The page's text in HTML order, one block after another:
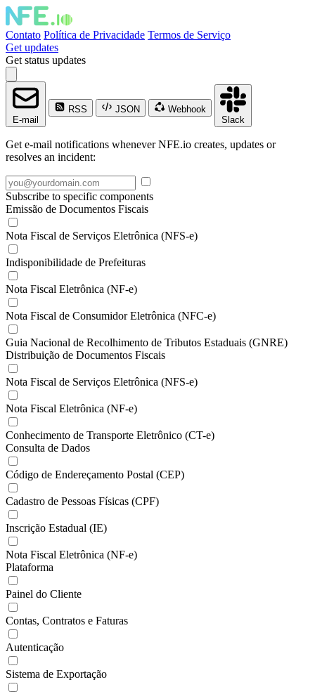
Contato Política de Privacidade Termos de Serviço
Get updates
Get status updates
E-mail
RSS JSON
Webhook
Slack
Get e-mail notifications whenever NFE.io creates, updates or
resolves an incident:
Subscribe to specific components
Emissão de Documentos Fiscais
Nota Fiscal de Serviços Eletrônica (NFS-e)
Indisponibilidade de Prefeituras
Nota Fiscal Eletrônica (NF-e)
Nota Fiscal de Consumidor Eletrônica (NFC-e)
Guia Nacional de Recolhimento de Tributos Estaduais (GNRE)
Distribuição de Documentos Fiscais
Nota Fiscal de Serviços Eletrônica (NFS-e)
Nota Fiscal Eletrônica (NF-e)
Conhecimento de Transporte Eletrônico (CT-e)
Consulta de Dados
Código de Endereçamento Postal (CEP)
Cadastro de Pessoas Físicas (CPF)
Inscrição Estadual (IE)
Nota Fiscal Eletrônica (NF-e)
Plataforma
Painel do Cliente
Contas, Contratos e Faturas
Autenticação
Sistema de Exportação